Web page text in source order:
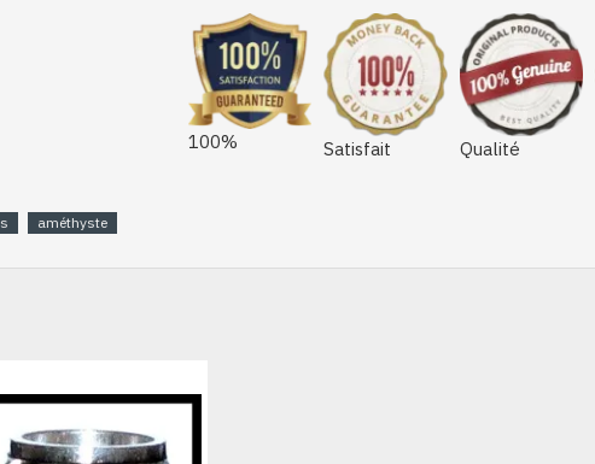
100% Satisfait Qualité
améthyste